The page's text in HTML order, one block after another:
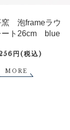
泡frameラウ
ート26cm blue
円(税込)
MORE